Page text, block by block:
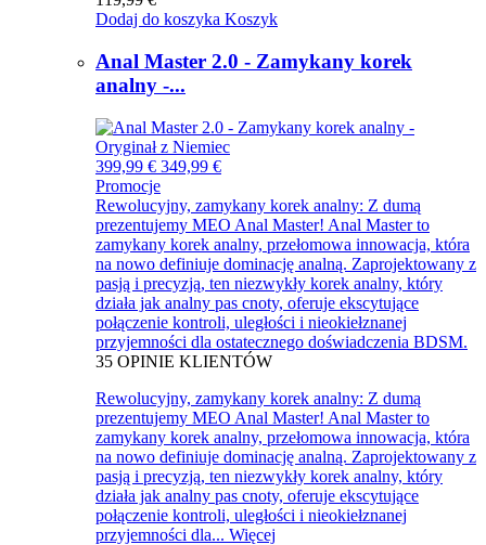
Dodaj do koszyka Koszyk
Anal Master 2.0 - Zamykany korek
analny -...
399,99 € 349,99 €
Promocje
Rewolucyjny, zamykany korek analny: Z dumą
prezentujemy MEO Anal Master! Anal Master to
zamykany korek analny, przełomowa innowacja, która
na nowo definiuje dominację analną. Zaprojektowany z
pasją i precyzją, ten niezwykły korek analny, który
działa jak analny pas cnoty, oferuje ekscytujące
połączenie kontroli, uległości i nieokiełznanej
przyjemności dla ostatecznego doświadczenia BDSM.
35 OPINIE KLIENTÓW
Rewolucyjny, zamykany korek analny: Z dumą
prezentujemy MEO Anal Master! Anal Master to
zamykany korek analny, przełomowa innowacja, która
na nowo definiuje dominację analną. Zaprojektowany z
pasją i precyzją, ten niezwykły korek analny, który
działa jak analny pas cnoty, oferuje ekscytujące
połączenie kontroli, uległości i nieokiełznanej
przyjemności dla... Więcej